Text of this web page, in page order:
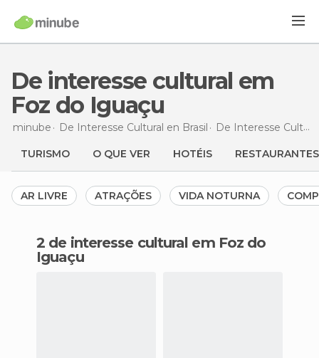
De interesse cultural em
Foz do Iguaçu
minube De Interesse Cultural en Brasil De Interesse Cultural en
TURISMO O QUE VER HOTÉIS RESTAURANTES
AR LIVRE ATRAÇÕES VIDA NOTURNA
2 de interesse cultural em Foz do
Iguaçu